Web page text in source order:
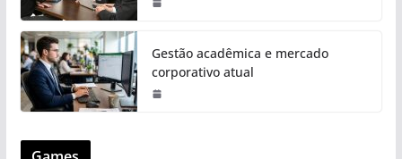
Gestão acadêmica e mercado
corporativo atual